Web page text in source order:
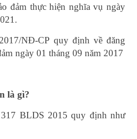
đảm thực hiện nghĩa vụ ngày
NĐ-CP quy định về đăng
ngày 01 tháng 09 năm 2017
là gì?
BLDS 2015 quy định như